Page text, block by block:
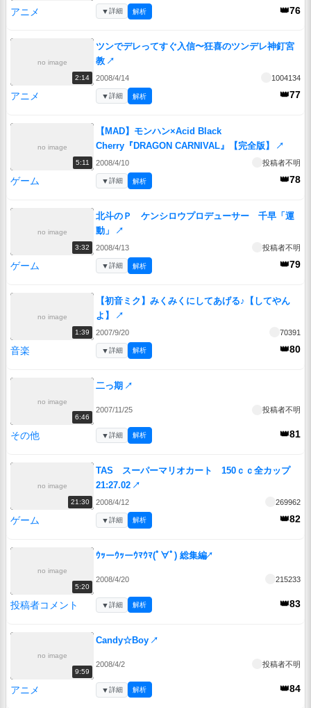
アニメ 👑76
▼詳細 解析
no image
2:14
ツンでデレってすぐ入信〜狂喜のツンデレ神釘宮
教 ↗
2008/4/14 1004134
アニメ 👑77
▼詳細 解析
no image
5:11
【MAD】モンハン×Acid Black
Cherry『DRAGON CARNIVAL』【完全版】
↗
2008/4/10 投稿者不明
ゲーム 👑78
▼詳細 解析
no image
3:32
北斗のＰ ケンシロウプロデューサー 千早「運
動」
↗
2008/4/13 投稿者不明
ゲーム 👑79
▼詳細 解析
no image
1:39
【初音ミク】みくみくにしてあげる♪【してやん
よ】
↗
2007/9/20 70391
音楽 👑80
▼詳細 解析
no image
6:46
二っ期 ↗
2007/11/25 投稿者不明
その他 👑81
▼詳細 解析
no image
21:30
TAS スーパーマリオカート 150ｃｃ全カップ
21:27.02 ↗
2008/4/12 269962
ゲーム 👑82
▼詳細 解析
no image
5:20
ｳｯーｳｯーｳﾏｳﾏ(ﾟ∀ﾟ) 総集編↗
2008/4/20 215233
投稿者コメント 👑83
▼詳細 解析
no image
9:59
Candy☆Boy ↗
2008/4/2 投稿者不明
アニメ 👑84
▼詳細 解析